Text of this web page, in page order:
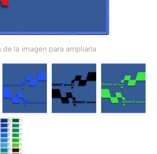
la imagen para ampliarla